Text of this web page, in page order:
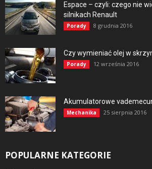
Espace – czyli: czego nie
silnikach Renault
Porady 8 grudnia 2016
Czy wymieniać olej w
Porady 12 września 2016
Akumulatorowe
Mechanika 25 sierpnia 2016
POPULARNE KATEGORIE